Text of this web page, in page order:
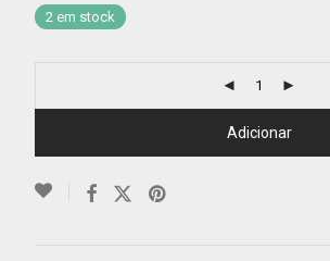
2 em stock
Adicionar